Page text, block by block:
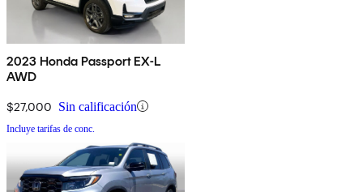
2023 Honda Passport EX-L
AWD
$27,000 Sin calificación
Incluye tarifas de conc.